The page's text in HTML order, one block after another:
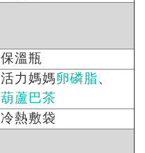
保溫瓶
活力媽媽卵磷脂 、
葫蘆巴茶
冷熱敷袋